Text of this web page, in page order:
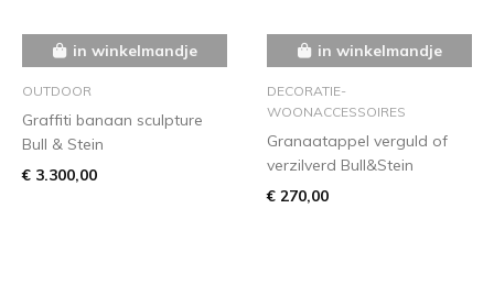
in winkelmandje
OUTDOOR
Graffiti banaan sculpture
Bull & Stein
€ 3.300,00
in winkelmandje
DECORATIE-
WOONACCESSOIRES
Granaatappel verguld of
verzilverd Bull&Stein
€ 270,00